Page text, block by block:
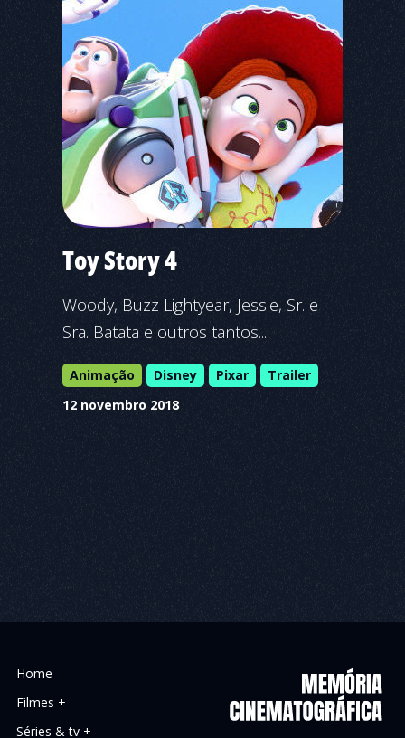
Toy Story 4
Woody, Buzz Lightyear, Jessie, Sr. e
Sra. Batata e outros tantos...
Animação Disney Pixar
Trailer
12 novembro 2018
Home
Filmes +
Séries & tv +